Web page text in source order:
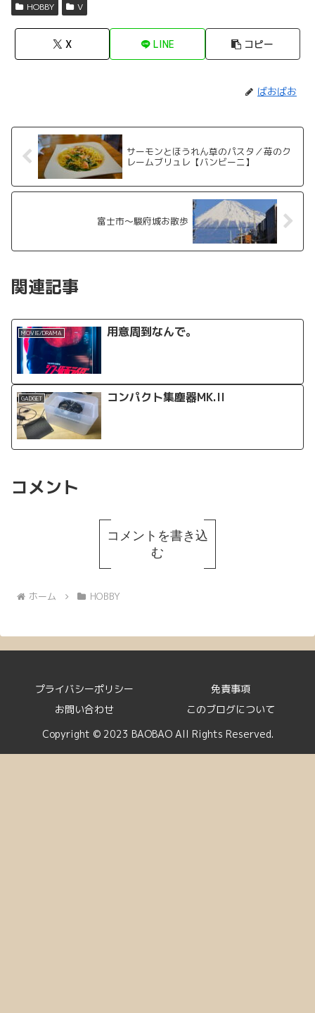
HOBBY V
X LINE コピー
ばおばお
サーモンとほうれん草のパスタ／苺のク
レームブリュレ【バンビーニ】
富士市～駿府城お散歩
関連記事
MOVIE/DRAMA 用意周到なんで。
GADGET コンパクト集塵器MK.II
コメント
コメントを書き込
む
ホーム HOBBY
プライバシーポリシー
免責事項
お問い合わせ
このブログについて
Copyright © 2023 BAOBAO All Rights Reserved.